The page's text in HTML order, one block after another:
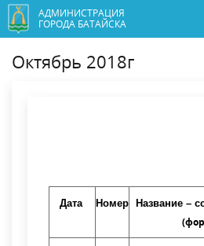
АДМИНИСТРАЦИЯ
ГОРОДА БАТАЙСКА
Октябрь 2018г
Дата Номер Название –